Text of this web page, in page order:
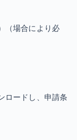
（場合により必
ロードし、申請条